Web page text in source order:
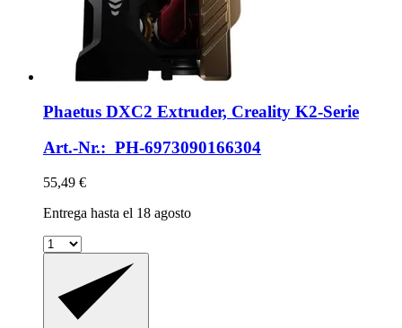
Phaetus DXC2 Extruder, Creality K2-​Serie
Art.-Nr.: PH-6973090166304
55,49 €
Entrega hasta el 18 agosto